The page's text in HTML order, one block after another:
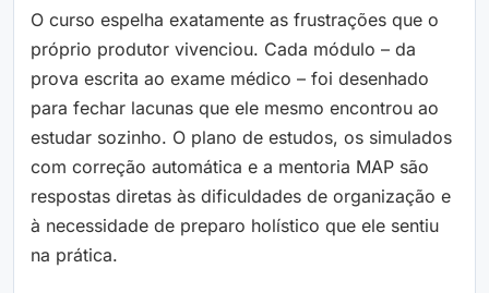
O curso espelha exatamente as frustrações que o
próprio produtor vivenciou. Cada módulo – da
prova escrita ao exame médico – foi desenhado
para fechar lacunas que ele mesmo encontrou ao
estudar sozinho. O plano de estudos, os simulados
com correção automática e a mentoria MAP são
respostas diretas às dificuldades de organização e
à necessidade de preparo holístico que ele sentiu
na prática.